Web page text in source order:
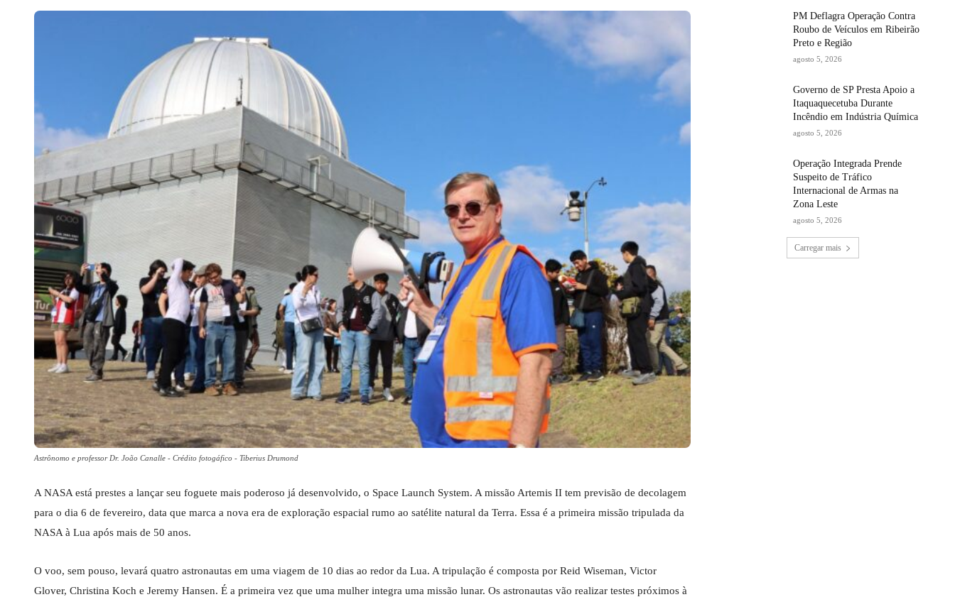
Astrônomo e professor Dr. João Canalle - Crédito fotogáfico - Tiberius Drumond
A NASA está prestes a lançar seu foguete mais poderoso já desenvolvido, o Space Launch System. A missão Artemis II tem previsão de decolagem
para o dia 6 de fevereiro, data que marca a nova era de exploração espacial rumo ao satélite natural da Terra. Essa é a primeira missão tripulada da
NASA à Lua após mais de 50 anos.
O voo, sem pouso, levará quatro astronautas em uma viagem de 10 dias ao redor da Lua. A tripulação é composta por Reid Wiseman, Victor
Glover, Christina Koch e Jeremy Hansen. É a primeira vez que uma mulher integra uma missão lunar. Os astronautas vão realizar testes próximos à
PM Deflagra Operação Contra
Roubo de Veículos em Ribeirão
Preto e Região
agosto 5, 2026
Governo de SP Presta Apoio a
Itaquaquecetuba Durante
Incêndio em Indústria Química
agosto 5, 2026
Operação Integrada Prende
Suspeito de Tráfico
Internacional de Armas na
Zona Leste
agosto 5, 2026
Carregar mais